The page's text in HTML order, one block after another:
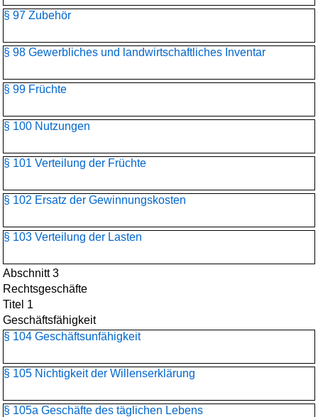
§ 97 Zubehör
§ 98 Gewerbliches und landwirtschaftliches Inventar
§ 99 Früchte
§ 100 Nutzungen
§ 101 Verteilung der Früchte
§ 102 Ersatz der Gewinnungskosten
§ 103 Verteilung der Lasten
Abschnitt 3
Rechtsgeschäfte
Titel 1
Geschäftsfähigkeit
§ 104 Geschäftsunfähigkeit
§ 105 Nichtigkeit der Willenserklärung
§ 105a Geschäfte des täglichen Lebens